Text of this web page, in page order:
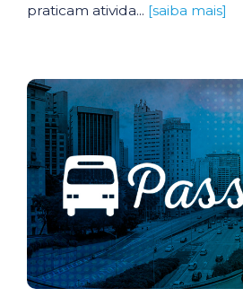
praticam ativida... [saiba mais]